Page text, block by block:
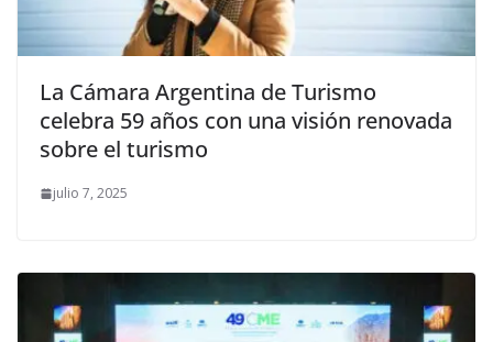
La Cámara Argentina de Turismo
celebra 59 años con una visión renovada
sobre el turismo
julio 7, 2025